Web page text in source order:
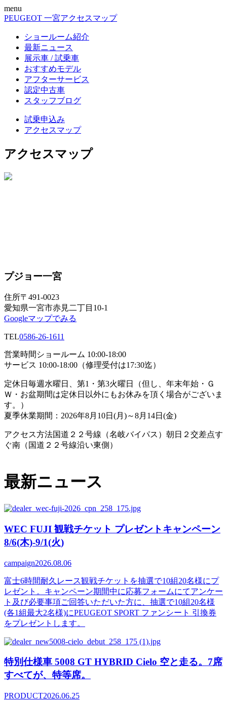
menu
PEUGEOT 一宮アクセスマップ
ショールーム紹介
最新ニュース
展示車 / 試乗車
おすすめモデル
アフターサービス
認定中古車
スタッフブログ
試乗申込み
アクセスマップ
アクセスマップ
プジョー一宮
住所〒491-0023
愛知県一宮市赤見二丁目10-1
Googleマップでみる
TEL0586-26-1611
営業時間 ショールーム 10:00-18:00
サービス 10:00-18:00（修理受付は17:30迄）
定休日 毎週水曜日、第1・第3火曜日（但し、年末年始・Ｇ
Ｗ・お盆期間は定休日以外にもお休みを頂く場合がございま
す。）
夏季休業期間：2026年8月10日(月)～8月14日(金)
アクセス方法国道２２号線（名岐バイパス）朝日２交差点す
ぐ南（国道２２号線沿い東側）
最新ニュース
WEC FUJI 観戦チケット プレゼントキャンペーン
8/6(木)-9/1(火)
campaign2026.08.06
富士6時間耐久レース観戦チケットを抽選で10組20名様にプ
レゼント。キャンペーン期間中に応募フォームにてアンケー
ト及び必要事項ご回答いただいた方に、抽選で10組20名様
(各1組最大2名様)にPEUGEOT SPORT ファンシート 引換券
をプレゼントします。
特別仕様車 5008 GT HYBRID Cielo 空と走る。7席
すべてが、特等席。
PRODUCT2026.06.25